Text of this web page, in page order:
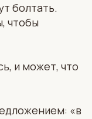
болтать.
чтобы
и может, что
«в